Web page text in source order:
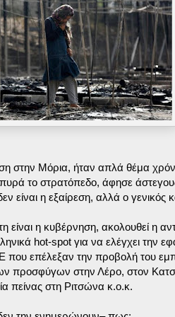
στην Μόρια, ήταν απλά θέμα
το στρατόπεδο, άφησε
είναι η εξαίρεση, αλλά ο γενικός
η κυβέρνηση, ακολουθεί η
hot-spot για να ελέγχει την
που επέλεξαν την προβολή του
προσφύγων στην Λέρο, στον
πείνας στη Ριτσώνα κ.ο.κ.